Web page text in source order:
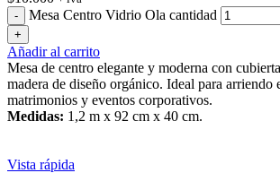
Mesa Centro Vidrio Ola cantidad
Añadir al carrito
Mesa de centro elegante y moderna con
madera de diseño orgánico. Ideal para arriendo
matrimonios y eventos corporativos.
Medidas: 1,2 m x 92 cm x 40 cm.
Vista rápida